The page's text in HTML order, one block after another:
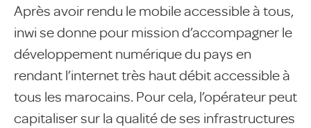
Après avoir rendu le mobile accessible à tous,
inwi se donne pour mission d’accompagner le
développement numérique du pays en
rendant l’internet très haut débit accessible à
tous les marocains. Pour cela, l’opérateur peut
capitaliser sur la qualité de ses infrastructures